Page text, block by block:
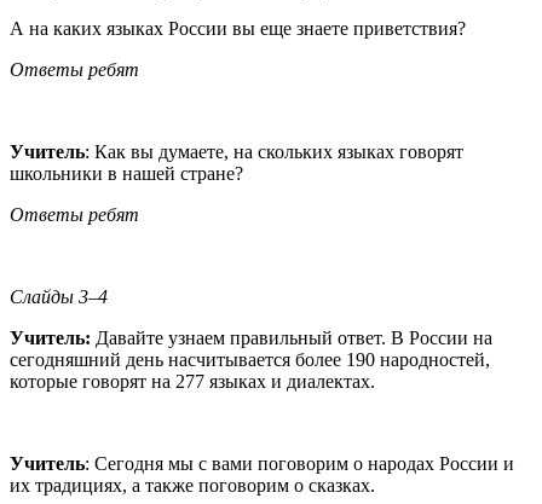
А на каких языках России вы еще знаете приветствия?
Ответы ребят
Учитель: Как вы думаете, на скольких языках говорят
школьники в нашей стране?
Ответы ребят
Слайды 3–4
Учитель: Давайте узнаем правильный ответ. В России на
сегодняшний день насчитывается более 190 народностей,
которые говорят на 277 языках и диалектах.
Учитель: Сегодня мы с вами поговорим о народах России и
их традициях, а также поговорим о сказках.